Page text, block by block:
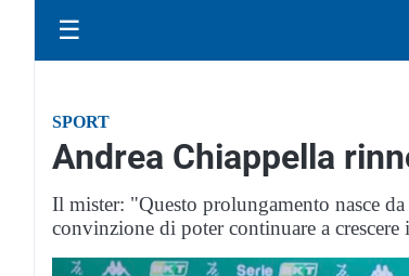
☰
SPORT
Andrea Chiappella
Il mister: "Questo prolungamento nasce
convinzione di poter continuare a crescere